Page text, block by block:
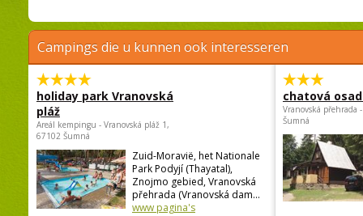
Campings die u kunnen ook interesseren
holiday park Vranovská
pláž
Areál kempingu - Vranovská pláž 1,
67102 Šumná
Zuid-Moravië, het Nationale
Park Podyjí (Thayatal),
Znojmo gebied, Vranovská
přehrada (Vranovská dam...
www pagina's
chatová
Vranovská přehrada
Šumná